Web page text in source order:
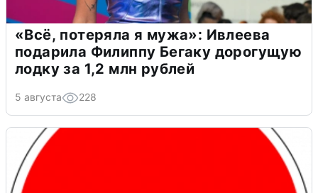
«Всё, потеряла я мужа»: Ивлеева
подарила Филиппу Бегаку дорогущую
лодку за 1,2 млн рублей
5 августа 228